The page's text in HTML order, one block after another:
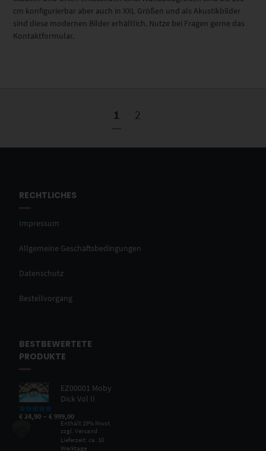
cm konfigurierbar aber auch in XXL Größen und als Akustikbilder
sind diese modernen Bilder erhältlich. Nutze bei Fragen gerne das
Kontaktformular.
1 2
RECHTLICHES
Impressum
Allgemeine Geschäftsbedingungen
Datenschutz
Bestellvorgang
BESTBEWERTETE
PRODUKTE
EZ00001 Moby
Dick Vol II
Bewertet mit
von 5
€ 24,90 –€ 999,00
Enthält 19% Mwst.
zzgl.Versand
Lieferzeit: ca. 10
Werktage